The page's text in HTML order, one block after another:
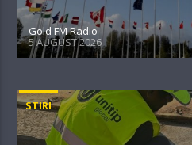
Gold FM Radio
5 AUGUST 2026
STIRI